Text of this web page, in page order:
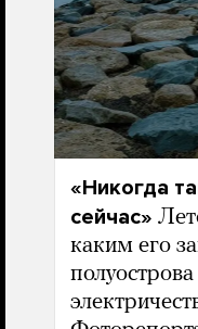
«Никогда
сейчас»
каким его